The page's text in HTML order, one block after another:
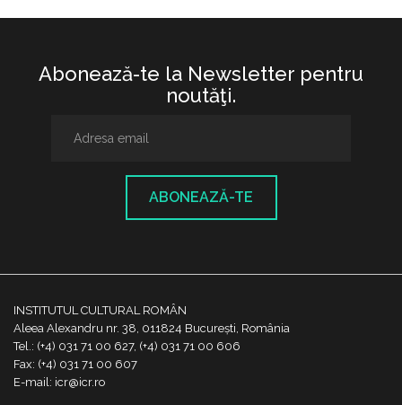
Abonează-te la Newsletter pentru
noutăţi.
ABONEAZĂ-TE
INSTITUTUL CULTURAL ROMÂN
Aleea Alexandru nr. 38, 011824 București, România
Tel.: (+4) 031 71 00 627, (+4) 031 71 00 606
Fax: (+4) 031 71 00 607
E-mail: icr@icr.ro